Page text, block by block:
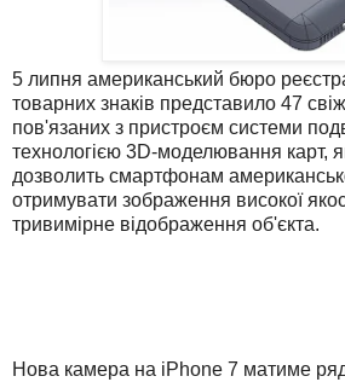
5 липня американський бюро
товарних знаків представило 47
пов'язаних з пристроєм системи
технологією 3D-моделювання карт,
дозволить смартфонам
отримувати зображення високої
тривимірне відображення об'єкта.
Нова камера на iPhone 7 матиме